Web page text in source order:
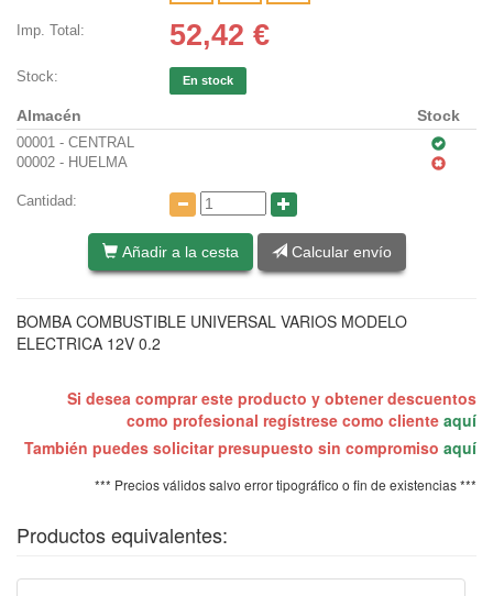
Imp. Total: 52,42 €
Stock: En stock
Almacén Stock
00001 - CENTRAL
00002 - HUELMA
Cantidad:
Añadir a la cesta Calcular envío
BOMBA COMBUSTIBLE UNIVERSAL VARIOS MODELO
ELECTRICA 12V 0.2
Si desea comprar este producto y obtener descuentos
como profesional regístrese como cliente aquí
También puedes solicitar presupuesto sin compromiso aquí
*** Precios válidos salvo error tipográfico o fin de existencias ***
Productos equivalentes: